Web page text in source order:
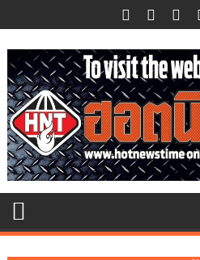
to
content